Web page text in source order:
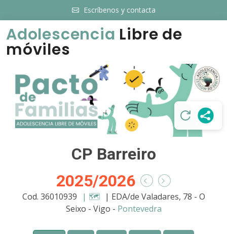
Escríbenos y contacta
Adolescencia Libre de
móviles
CP Barreiro
2025/2026
Cod. 36010939 | 🗺️ | EDA/de Valadares, 78 - O
Seixo - Vigo - Pontevedra